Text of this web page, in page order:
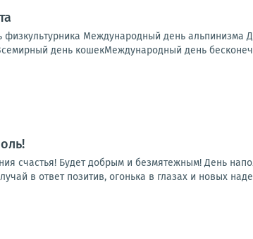
физкультурника Международный день
день кошекМеждународный день
счастья! Будет добрым и безмятежным! День
в ответ позитив, огонька в глазах и новых